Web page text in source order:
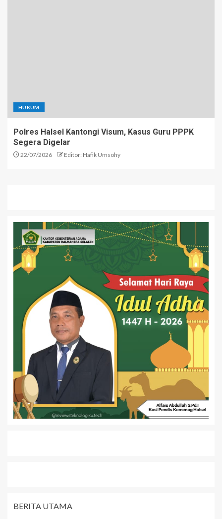
HUKUM
Polres Halsel Kantongi Visum, Kasus Guru PPPK
Segera Digelar
22/07/2026 Editor: Hafik Umsohy
BERITA UTAMA